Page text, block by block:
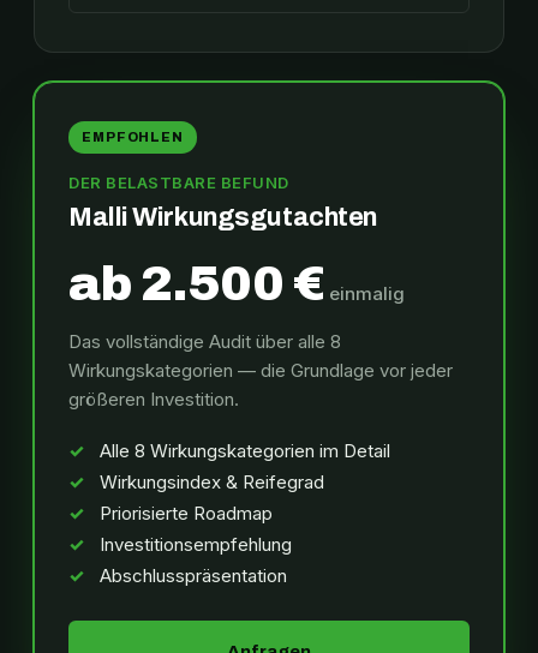
EMPFOHLEN
DER BELASTBARE BEFUND
Malli Wirkungsgutachten
ab 2.500 € einmalig
Das vollständige Audit über alle 8
Wirkungskategorien — die Grundlage vor jeder
größeren Investition.
Alle 8 Wirkungskategorien im Detail
Wirkungsindex & Reifegrad
Priorisierte Roadmap
Investitionsempfehlung
Abschlusspräsentation